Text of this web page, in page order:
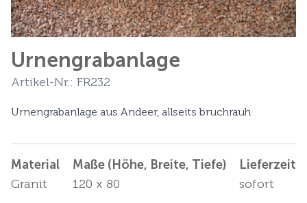
Urnengrabanlage
Artikel-Nr.: FR232
Urnengrabanlage aus Andeer, allseits bruchrauh
Material
Granit
Maße (Höhe, Breite, Tiefe)
120 x 80
Lieferzeit
sofort